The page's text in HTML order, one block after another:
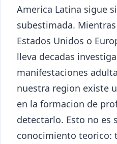
America Latina sigue
subestimada.
Estados Unidos o
lleva decadas
manifestaciones
nuestra region existe
en la formacion de
detectarlo. Esto no es
conocimiento teorico: